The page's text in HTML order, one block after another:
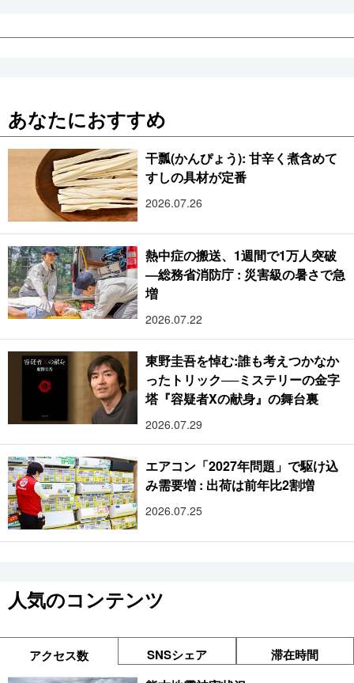
あなたにおすすめ
干瓢(かんぴょう): 甘辛く煮含めて
すしの具材が定番
2026.07.26
熱中症の搬送、1週間で1万人突破
―総務省消防庁 : 災害級の暑さで急
増
2026.07.22
東野圭吾を悼む:誰も考えつかなか
ったトリック──ミステリーの金字
塔『容疑者Xの献身』の舞台裏
2026.07.29
エアコン「2027年問題」で駆け込
み需要増 : 出荷は前年比2割増
2026.07.25
人気のコンテンツ
アクセス数 SNSシェア 滞在時間